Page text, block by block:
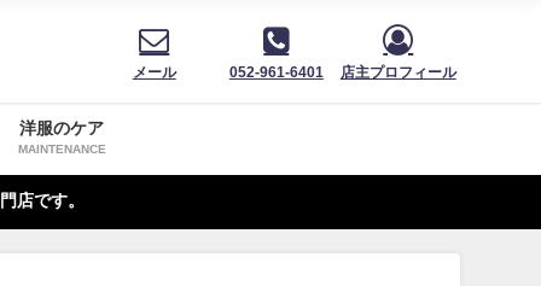
メール 052-961-6401 店主プロフィール
洋服のケア
MAINTENANCE
店です。